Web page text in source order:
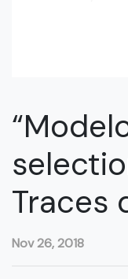
Traces
Nov 26, 2018